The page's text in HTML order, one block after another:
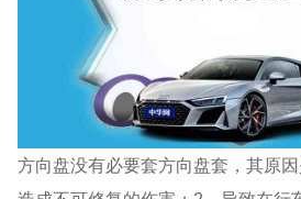
方向盘没有必要套方向盘套，其原